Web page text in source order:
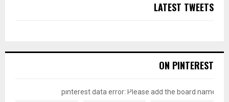
LATEST TWEETS
ON PINTEREST
pinterest data error: Please add the board name